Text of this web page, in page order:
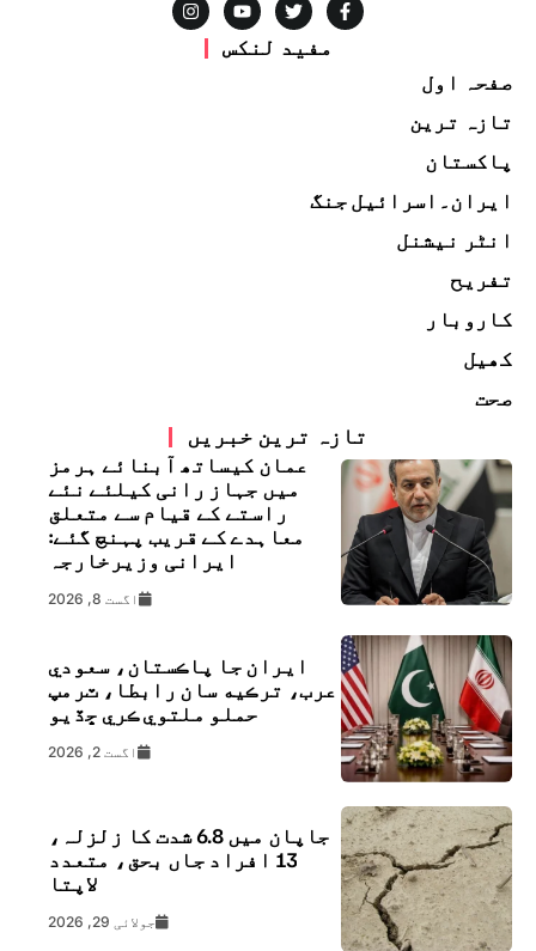
مفید لنکس
صفحہ اول
تازہ ترین
پاکستان
ایران۔اسرائیل جنگ
انٹر نیشنل
تفریح
کاروبار
کھیل
صحت
تازہ ترین خبریں
عمان کیساتھ آبنائے ہرمز
میں جہاز رانی کیلئے نئے
راستے کے قیام سے متعلق
معاہدے کے قریب پہنچ گئے:
ایرانی وزیرخارجہ
اگست 8, 2026
ايران جا پاڪستان، سعودي
عرب، ترڪيه سان رابطا، ٽرمپ
حملو ملتوي ڪري ڇڏيو
اگست 2, 2026
جاپان میں 6.8 شدت کا زلزلہ،
13 افراد جاں بحق، متعدد
لاپتا
جولائی 29, 2026